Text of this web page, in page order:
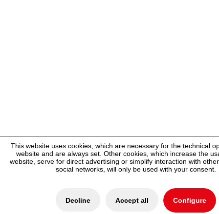
This website uses cookies, which are necessary for the technical
website and are always set. Other cookies, which increase the
website, serve for direct advertising or simplify interaction with
social networks, will only be used with your consent.
Decline Accept all Configure